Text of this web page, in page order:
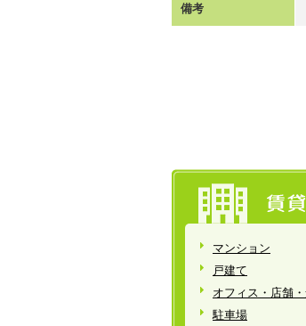
備考
マンション
戸建て
オフィス・店舗
駐車場